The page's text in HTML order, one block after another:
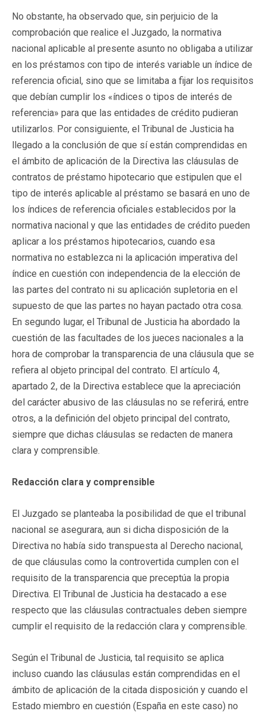
No obstante, ha observado que, sin perjuicio de la
comprobación que realice el Juzgado, la normativa
nacional aplicable al presente asunto no obligaba a utilizar
en los préstamos con tipo de interés variable un índice de
referencia oficial, sino que se limitaba a fijar los requisitos
que debían cumplir los «índices o tipos de interés de
referencia» para que las entidades de crédito pudieran
utilizarlos. Por consiguiente, el Tribunal de Justicia ha
llegado a la conclusión de que sí están comprendidas en
el ámbito de aplicación de la Directiva las cláusulas de
contratos de préstamo hipotecario que estipulen que el
tipo de interés aplicable al préstamo se basará en uno de
los índices de referencia oficiales establecidos por la
normativa nacional y que las entidades de crédito pueden
aplicar a los préstamos hipotecarios, cuando esa
normativa no establezca ni la aplicación imperativa del
índice en cuestión con independencia de la elección de
las partes del contrato ni su aplicación supletoria en el
supuesto de que las partes no hayan pactado otra cosa.
En segundo lugar, el Tribunal de Justicia ha abordado la
cuestión de las facultades de los jueces nacionales a la
hora de comprobar la transparencia de una cláusula que se
refiera al objeto principal del contrato. El artículo 4,
apartado 2, de la Directiva establece que la apreciación
del carácter abusivo de las cláusulas no se referirá, entre
otros, a la definición del objeto principal del contrato,
siempre que dichas cláusulas se redacten de manera
clara y comprensible.
Redacción clara y comprensible
El Juzgado se planteaba la posibilidad de que el tribunal
nacional se asegurara, aun si dicha disposición de la
Directiva no había sido transpuesta al Derecho nacional,
de que cláusulas como la controvertida cumplen con el
requisito de la transparencia que preceptúa la propia
Directiva. El Tribunal de Justicia ha destacado a ese
respecto que las cláusulas contractuales deben siempre
cumplir el requisito de la redacción clara y comprensible.
Según el Tribunal de Justicia, tal requisito se aplica
incluso cuando las cláusulas están comprendidas en el
ámbito de aplicación de la citada disposición y cuando el
Estado miembro en cuestión (España en este caso) no